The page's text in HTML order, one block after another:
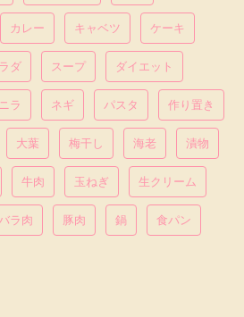
カレー キャベツ ケーキ
ダ スープ ダイエット
ニラ ネギ パスタ 作り置き
大葉 梅干し 海老 漬物
牛肉 玉ねぎ 生クリーム
ラ肉 豚肉 鍋 食パン